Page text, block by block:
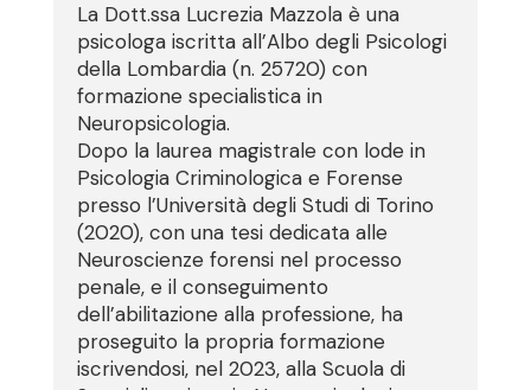
La Dott.ssa Lucrezia Mazzola è una
psicologa iscritta all’Albo degli Psicologi
della Lombardia (n. 25720) con
formazione specialistica in
Neuropsicologia.
Dopo la laurea magistrale con lode in
Psicologia Criminologica e Forense
presso l’Università degli Studi di Torino
(2020), con una tesi dedicata alle
Neuroscienze forensi nel processo
penale, e il conseguimento
dell’abilitazione alla professione, ha
proseguito la propria formazione
iscrivendosi, nel 2023, alla Scuola di